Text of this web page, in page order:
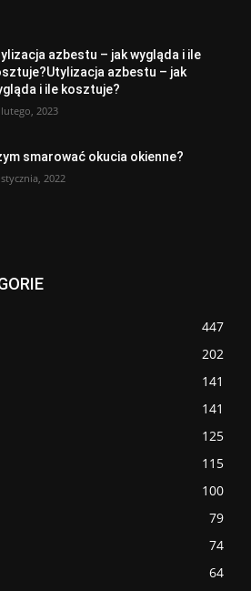
azbestu – jak wygląda i ile
azbestu – jak
i ile kosztuje?
2023
smarować okucia okienne?
2022
447
202
141
141
125
115
100
79
74
64